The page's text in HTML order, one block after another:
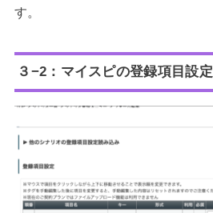
す。
３−2：マイスピの登録項目設定